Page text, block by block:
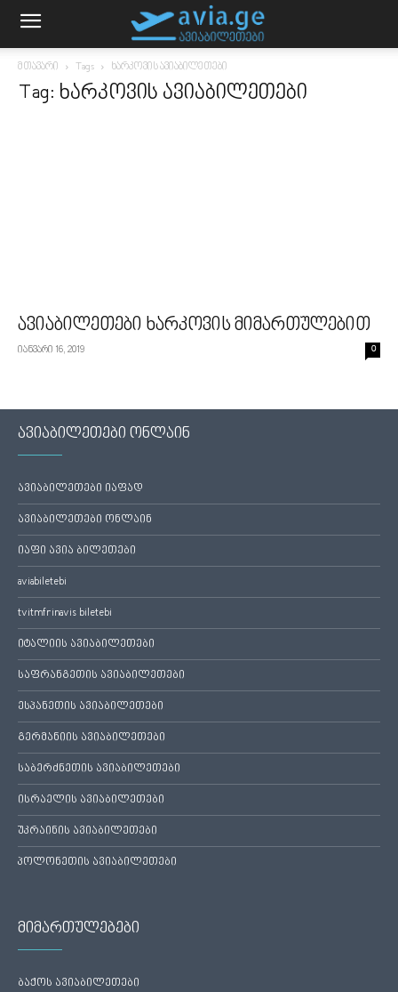
მთავარი Tags ხარკოვის ავიაბილეთები
Tag: ხარკოვის ავიაბილეთები
ავიაბილეთები ხარკოვის მიმართულებით
იანვარი 16, 2019 0
ავიაბილეთები ონლაინ
ავიაბილეთები იაფად
ავიაბილეთები ონლაინ
იაფი ავია ბილეთები
aviabiletebi
tvitmfrinavis biletebi
იტალიის ავიაბილეთები
საფრანგეთის ავიაბილეთები
ესპანეთის ავიაბილეთები
გერმანიის ავიაბილეთები
საბერძნეთის ავიაბილეთები
ისრაელის ავიაბილეთები
უკრაინის ავიაბილეთები
პოლონეთის ავიაბილეთები
მიმართულებები
ბაქოს ავიაბილეთები